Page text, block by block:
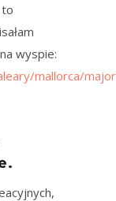
wyspie:
mallorca/